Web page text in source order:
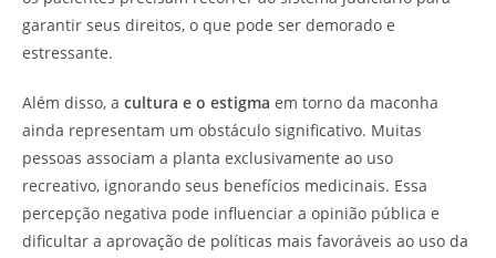
garantir seus direitos, o que pode ser demorado e
estressante.
Além disso, a cultura e o estigma em torno da maconha
ainda representam um obstáculo significativo. Muitas
pessoas associam a planta exclusivamente ao uso
recreativo, ignorando seus benefícios medicinais. Essa
percepção negativa pode influenciar a opinião pública e
dificultar a aprovação de políticas mais favoráveis ao uso da